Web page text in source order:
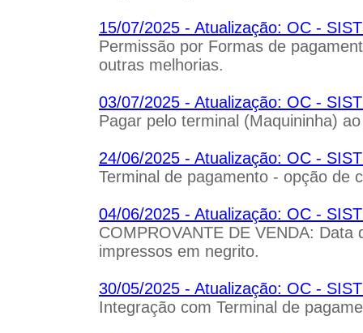
15/07/2025 - Atualização: OC -
Permissão por Formas de
outras melhorias.
03/07/2025 - Atualização: OC -
Pagar pelo terminal (Maquininha)
24/06/2025 - Atualização: OC -
Terminal de pagamento - opção de
04/06/2025 - Atualização: OC -
COMPROVANTE DE VENDA:
impressos em negrito.
30/05/2025 - Atualização: OC -
Integração com Terminal de